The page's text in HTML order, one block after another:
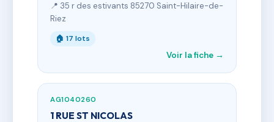
📍 35 r des estivants 85270 Saint-Hilaire-de-
Riez
🏠 17 lots
Voir la fiche →
AG1040260
1 RUE ST NICOLAS